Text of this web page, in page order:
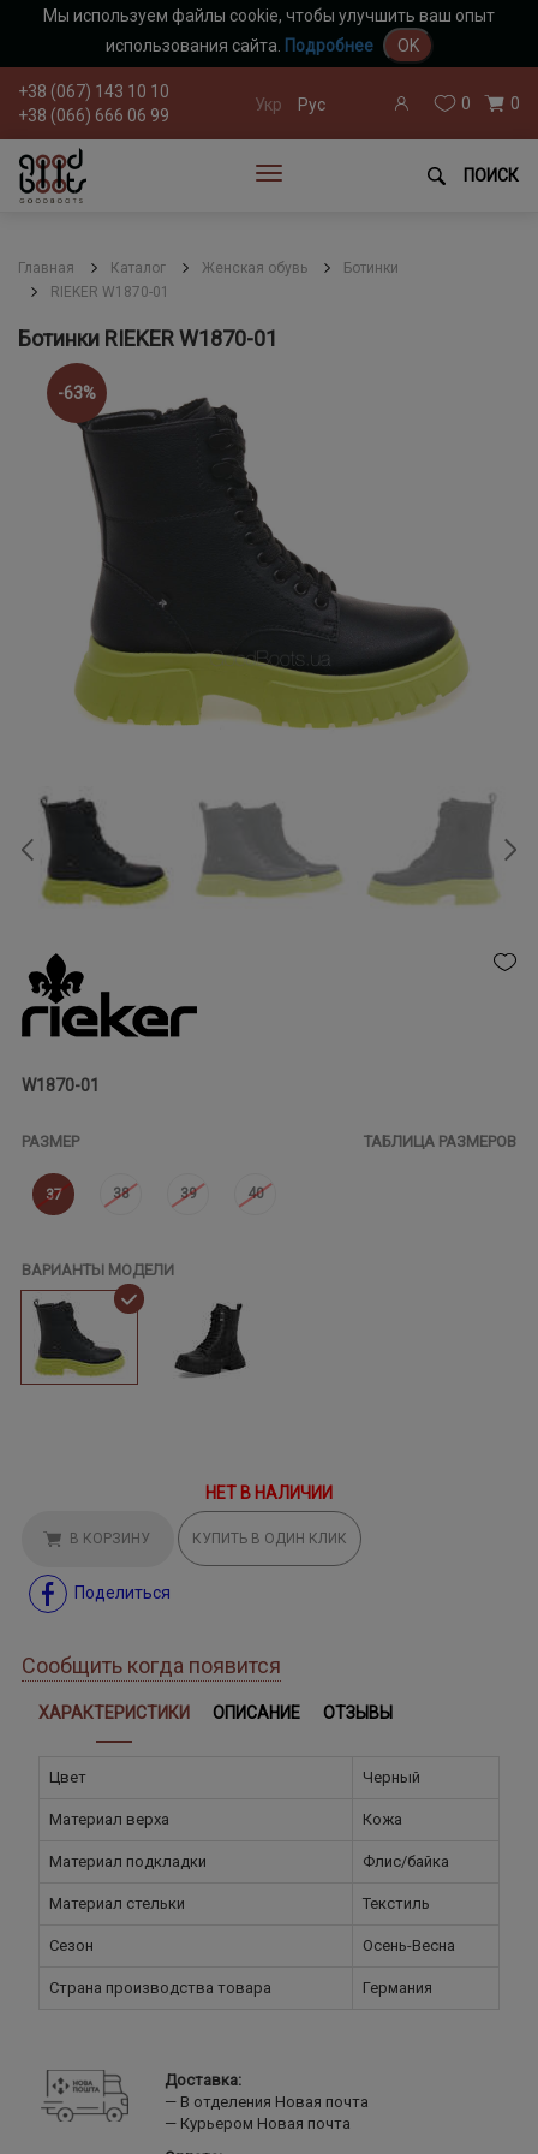
Мы используем файлы cookie, чтобы улучшить ваш опыт
использования сайта. Подробнее OK
+38 (067) 143 10 10
+38 (066) 666 06 99
Укр Рус 0 0
ПОИСК
Главная Каталог Женская обувь
Ботинки
RIEKER W1870-01
Ботинки RIEKER W1870-01
-63%
W1870-01
РАЗМЕР ТАБЛИЦА РАЗМЕРОВ
37 38 39 40
ВАРИАНТЫ МОДЕЛИ
НЕТ В НАЛИЧИИ
В КОРЗИНУ КУПИТЬ В ОДИН КЛИК
Поделиться
Сообщить когда появится
ХАРАКТЕРИСТИКИ ОПИСАНИЕ ОТЗЫВЫ
Цвет Черный
Материал верха Кожа
Материал подкладки Флис/байка
Материал стельки Текстиль
Сезон Осень-Весна
Страна производства товара Германия
Доставка:
В отделения Новая почта
Курьером Новая почта